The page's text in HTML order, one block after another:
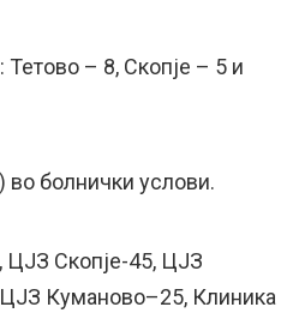
– 8, Скопје – 5 и
во болнички услови.
ЦЈЗ Скопје-45, ЦЈЗ
Куманово–25, Клиника